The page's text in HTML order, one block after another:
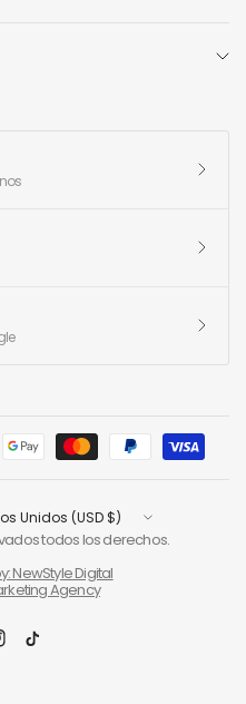
todos los derechos.
NewStyle Digital
Agency